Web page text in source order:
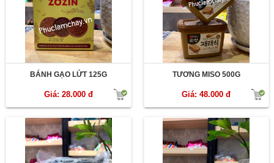
BÁNH GẠO LỨT 125G
Giá: 28.000 đ
TƯƠNG MISO 500G
Giá: 48.000 đ